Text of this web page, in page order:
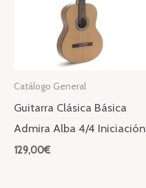
Catálogo General
Guitarra Clásica Básica
Admira Alba 4/4 Iniciación
129,00€